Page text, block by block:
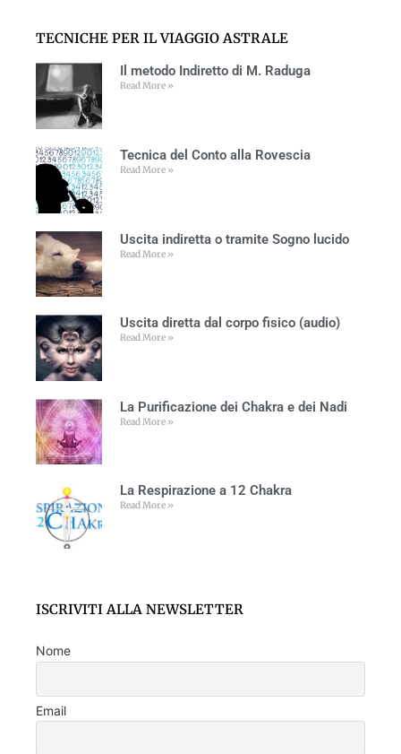
TECNICHE PER IL VIAGGIO ASTRALE
Il metodo Indiretto di M. Raduga
Read More »
Tecnica del Conto alla Rovescia
Read More »
Uscita indiretta o tramite Sogno lucido
Read More »
Uscita diretta dal corpo fisico (audio)
Read More »
La Purificazione dei Chakra e dei Nadi
Read More »
La Respirazione a 12 Chakra
Read More »
ISCRIVITI ALLA NEWSLETTER
Nome
Email